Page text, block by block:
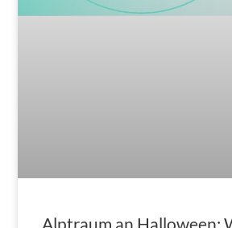
Alptraum an Halloween: